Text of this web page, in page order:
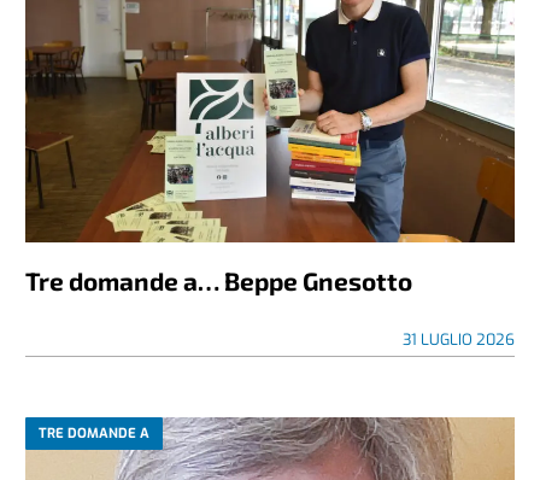
Tre domande a… Beppe Gnesotto
31 LUGLIO 2026
TRE DOMANDE A